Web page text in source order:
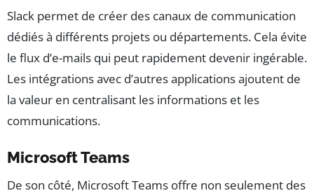
Slack permet de créer des canaux de communication
dédiés à différents projets ou départements. Cela évite
le flux d’e-mails qui peut rapidement devenir ingérable.
Les intégrations avec d’autres applications ajoutent de
la valeur en centralisant les informations et les
communications.
Microsoft Teams
De son côté, Microsoft Teams offre non seulement des